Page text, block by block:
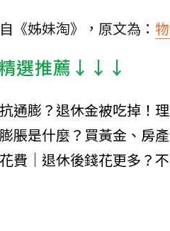
《姊妹淘》，原文為：
選推薦↓↓↓
通膨？退休金被吃掉！
脹是什麼？買黃金、房
費｜退休後錢花更多？